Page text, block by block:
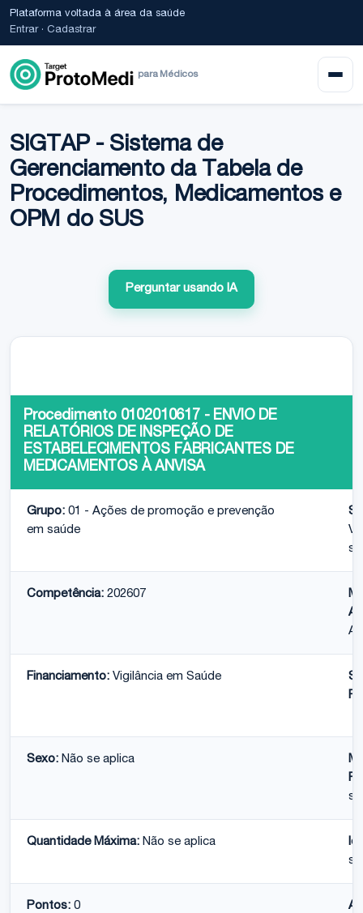
Plataforma voltada à área da saúde
Entrar· Cadastrar
para Médicos
SIGTAP - Sistema de
Gerenciamento da Tabela de
Procedimentos, Medicamentos e
OPM do SUS
Perguntar usando IA
Procedimento 0102010617 - ENVIO DE
RELATÓRIOS DE INSPEÇÃO DE
ESTABELECIMENTOS FABRICANTES DE
MEDICAMENTOS À ANVISA
Grupo: 01 - Ações de promoção e prevenção
em saúde
Competência: 202607
Financiamento: Vigilância em Saúde
Sexo: Não se aplica
Quantidade Máxima: Não se aplica
Pontos: 0